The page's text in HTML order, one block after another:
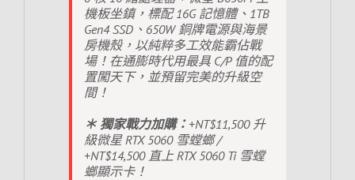
機板坐鎮，標配 16G 記憶體、1TB
Gen4 SSD、650W 銅牌電源與海景
房機殼，以純粹多工效能霸佔戰
場！在通膨時代用最具 C/P 值的配
置闖天下，並預留完美的升級空
間！
＊ 獨家戰力加購： +NT$11,500 升
級微星 RTX 5060 雪螳螂 /
+NT$14,500 直上 RTX 5060 Ti 雪螳
螂顯示卡！